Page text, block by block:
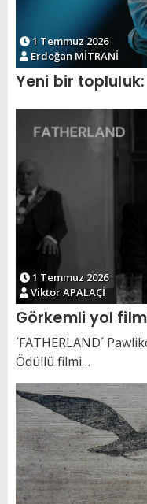
1 Temmuz 2026
Erdoğan MİTRANİ
Yeni bir
1 Temmuz 2026
Viktor APALAÇİ
Görkemli yol
´FATHERLAND´
Ödüllü filmi…